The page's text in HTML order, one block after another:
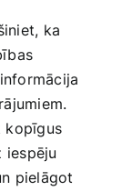
ka
kopīgus
iespēju
pielāgot